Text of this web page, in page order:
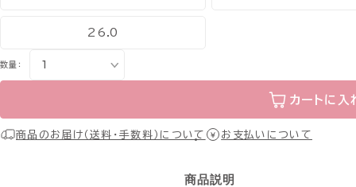
26.0
数量：
カートに入
商品のお届け（送料・手数料）について お支払いについて
商品説明